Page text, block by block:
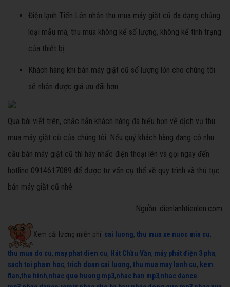
Điện lạnh Tiến Lên nhận thu mua máy giặt cũ đa dạng chủng
loại mẫu mã, thu mua không kể số lượng, không kể tình trạng
của thiết bị
Khách hàng khi bán máy giặt cũ số lượng lớn cho chúng tôi
sẽ nhận được giá ưu đãi hơn
Qua bài viết trên, chắc hẳn khách hàng đã hiểu hơn về dịch vụ thu
mua máy giặt cũ của chúng tôi. Nếu quý khách hàng đang có nhu
cầu bán máy giặt cũ thì hãy nhấc điện thoại lên và gọi ngay đến
hotline 0914617089 để được tư vấn cụ thể về quy trình và thủ tục
bán máy giặt cũ nhé.
Nguồn: dienlanhtienlen.com
Xem cải lương miễn phí: cai luong, thu mua xe nuoc mia cu,
thu mua do cu, may phat dien cu, Hát Chầu Văn, máy phát điện 3 pha,
sach toi pham hoc, trich doan cai luong, thu mua may lanh cu, kem
flan,the hinh,nhac que huong mp3,nhac han mp3,nhac dance